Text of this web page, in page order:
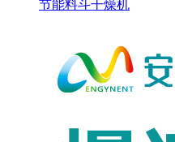
节能料斗干燥机